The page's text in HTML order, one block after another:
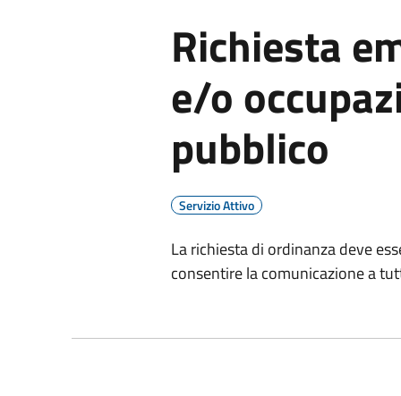
Richiesta
e/o
pubblico
Servizio Attivo
La richiesta di ordinanza deve
consentire la comunicazione a